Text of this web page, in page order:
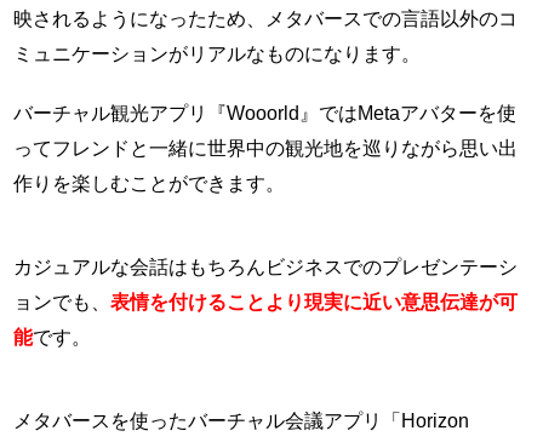
映されるようになったため、メタバースでの言語以外のコ
ミュニケーションがリアルなものになります。
バーチャル観光アプリ『Wooorld』ではMetaアバターを使
ってフレンドと一緒に世界中の観光地を巡りながら思い出
作りを楽しむことができます。
カジュアルな会話はもちろんビジネスでのプレゼンテーシ
ョンでも、表情を付けることより現実に近い意思伝達が可
能です。
メタバースを使ったバーチャル会議アプリ「Horizon